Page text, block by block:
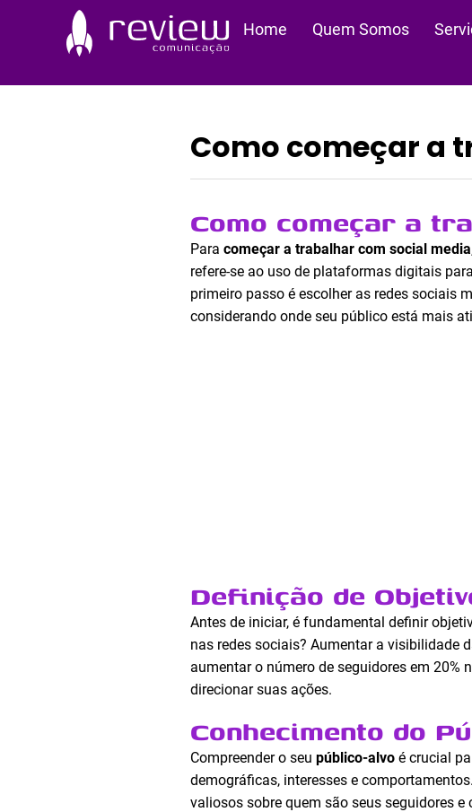
Home Quem Somos
Como começar a
Como começar a
Para começar a trabalhar com social media
refere-se ao uso de plataformas digitais
primeiro passo é escolher as redes sociais
considerando onde seu público está mais
Definição de
Antes de iniciar, é fundamental definir
nas redes sociais? Aumentar a visibilidade
aumentar o número de seguidores em 20%
direcionar suas ações.
Conhecimento do
Compreender o seu público-alvo é crucial
demográficas, interesses e
valiosos sobre quem são seus seguidores